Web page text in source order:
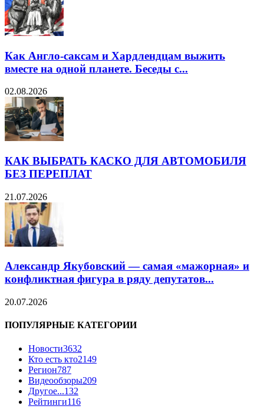
Как Англо-саксам и Хардлендцам выжить
вместе на одной планете. Беседы с...
02.08.2026
КАК ВЫБРАТЬ КАСКО ДЛЯ АВТОМОБИЛЯ
БЕЗ ПЕРЕПЛАТ
21.07.2026
Александр Якубовский — самая «мажорная» и
конфликтная фигура в ряду депутатов...
20.07.2026
ПОПУЛЯРНЫЕ КАТЕГОРИИ
Новости3632
Кто есть кто2149
Регион787
Видеообзоры209
Другое...132
Рейтинги116